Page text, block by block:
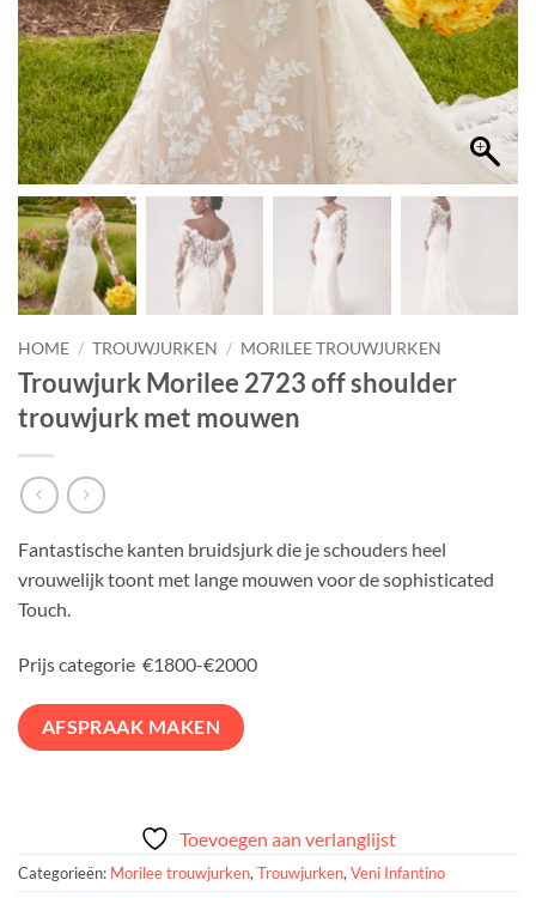
HOME / TROUWJURKEN / MORILEE TROUWJURKEN
Trouwjurk Morilee 2723 off shoulder
trouwjurk met mouwen
Fantastische kanten bruidsjurk die je schouders heel
vrouwelijk toont met lange mouwen voor de sophisticated
Touch.
Prijs categorie €1800-€2000
AFSPRAAK MAKEN
Toevoegen aan verlanglijst
Categorieën: Morilee trouwjurken, Trouwjurken, Veni Infantino